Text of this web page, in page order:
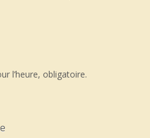
l’heure, obligatoire.